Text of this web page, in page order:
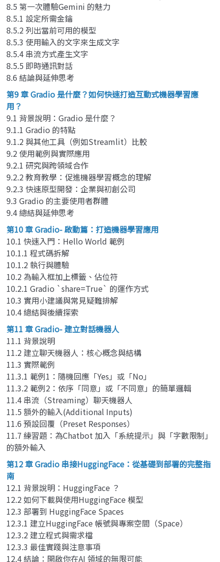
8.5 第一次體驗Gemini 的魅力
8.5.1 設定所需金鑰
8.5.2 列出當前可用的模型
8.5.3 使用輸入的文字來生成文字
8.5.4 串流方式產生文字
8.5.5 即時通訊對話
8.6 結論與延伸思考
第9 章 Gradio 是什麼？如何快速打造互動式機器學習應
用？
9.1 背景說明：Gradio 是什麼？
9.1.1 Gradio 的特點
9.1.2 與其他工具（例如Streamlit）比較
9.2 使用範例與實際應用
9.2.1 研究與跨領域合作
9.2.2 教育教學：促進機器學習概念的理解
9.2.3 快速原型開發：企業與初創公司
9.3 Gradio 的主要使用者群體
9.4 總結與延伸思考
第10 章 Gradio- 啟動篇：打造機器學習應用
10.1 快速入門：Hello World 範例
10.1.1 程式碼拆解
10.1.2 執行與體驗
10.2 為輸入框加上標籤、佔位符
10.2.1 Gradio `share=True` 的運作方式
10.3 實用小建議與常見疑難排解
10.4 總結與後續探索
第11 章 Gradio- 建立對話機器人
11.1 背景說明
11.2 建立聊天機器人：核心概念與結構
11.3 實際範例
11.3.1 範例1：隨機回應「Yes」或「No」
11.3.2 範例2：依序「同意」或「不同意」的簡單邏輯
11.4 串流（Streaming）聊天機器人
11.5 額外的輸入(Additional Inputs)
11.6 預設回覆（Preset Responses）
11.7 練習題：為Chatbot 加入「系統提示」與「字數限制」
的額外輸入
第12 章 Gradio 串接HuggingFace：從基礎到部署的完整指
南
12.1 背景說明：HuggingFace ？
12.2 如何下載與使用HuggingFace 模型
12.3 部署到 HuggingFace Spaces
12.3.1 建立HuggingFace 帳號與專案空間（Space）
12.3.2 建立程式與需求檔
12.3.3 最佳實踐與注意事項
12.4 結論：開啟你在AI 領域的無限可能